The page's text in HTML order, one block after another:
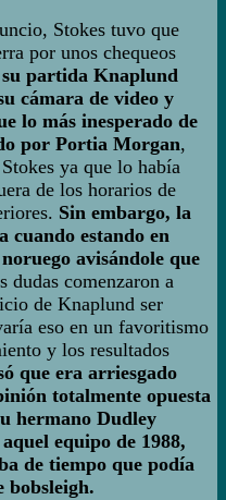
Stokes tuvo que
por unos chequeos
partida Knaplund
cámara de video y
lo más inesperado de
por Portia Morgan,
ya que lo había
de los horarios de
Sin embargo, la
cuando estando en
avisándole que
dudas comenzaron a
de Knaplund ser
eso en un favoritismo
y los resultados
que era arriesgado
totalmente opuesta
hermano Dudley
equipo de 1988,
de tiempo que podía
bobsleigh.